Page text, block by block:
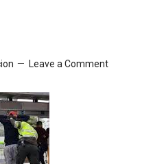
Leave a Comment